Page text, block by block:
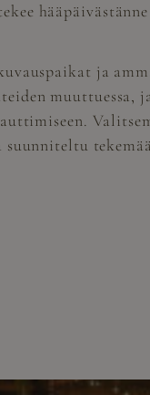
ja
muuttuessa,